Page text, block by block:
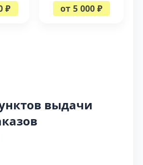
₽ от 5 000 ₽
выдачи